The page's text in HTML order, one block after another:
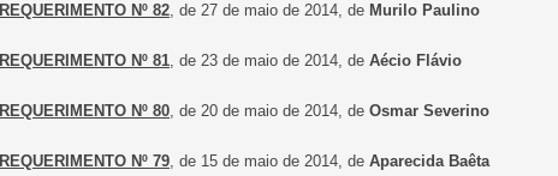
REQUERIMENTO Nº 82, de 27 de maio de 2014, de Murilo Paulino
REQUERIMENTO Nº 81, de 23 de maio de 2014, de Aécio Flávio
REQUERIMENTO Nº 80, de 20 de maio de 2014, de Osmar Severino
REQUERIMENTO Nº 79, de 15 de maio de 2014, de Aparecida Baêta